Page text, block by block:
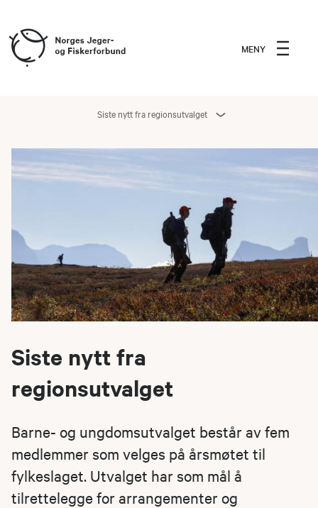
MENY
Siste nytt fra regionsutvalget
Siste nytt fra
regionsutvalget
Barne- og ungdomsutvalget består av fem
medlemmer som velges på årsmøtet til
fylkeslaget. Utvalget har som mål å
tilrettelegge for arrangementer og